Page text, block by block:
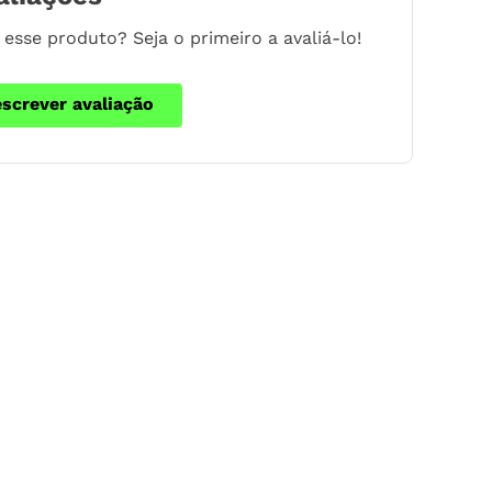
esse produto? Seja o primeiro a avaliá-lo!
avaliação